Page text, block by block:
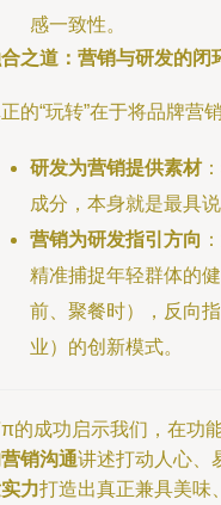
感一致性。
之道：营销与研发的闭
的“玩转”在于将品牌营
研发为营销提供素材
成分，本身就是最具
营销为研发指引方向
精准捕捉年轻群体的
前、聚餐时），反向
业）的创新模式。
的成功启示我们，在功
销沟通讲述打动人心、
力打造出真正兼具美味